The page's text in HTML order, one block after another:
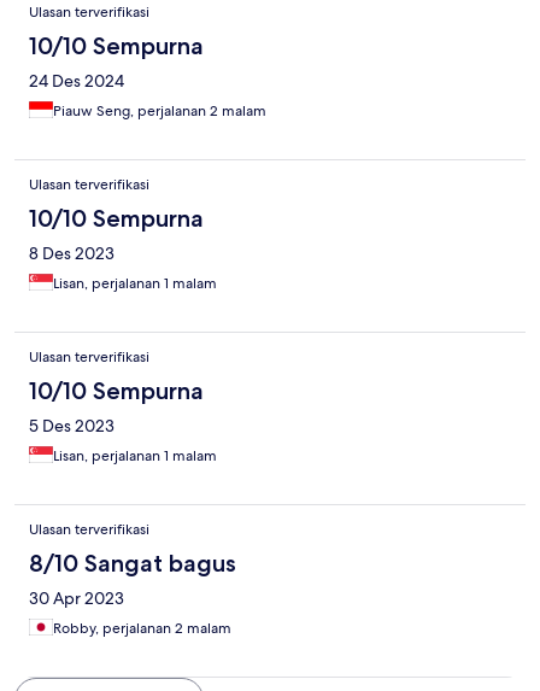
Ulasan terverifikasi
10/10 Sempurna
24 Des 2024
Piauw Seng, perjalanan 2 malam
Ulasan terverifikasi
10/10 Sempurna
8 Des 2023
Lisan, perjalanan 1 malam
Ulasan terverifikasi
10/10 Sempurna
5 Des 2023
Lisan, perjalanan 1 malam
Ulasan terverifikasi
8/10 Sangat bagus
30 Apr 2023
Robby, perjalanan 2 malam